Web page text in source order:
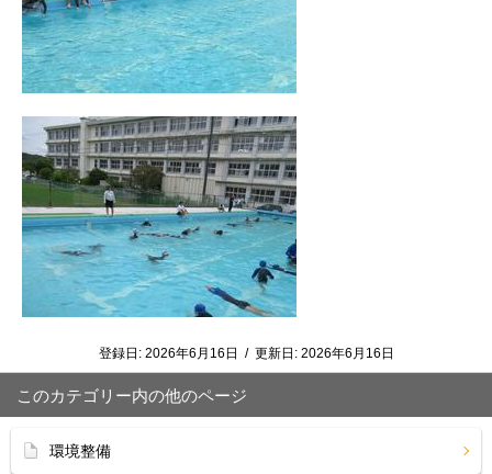
登録日: 2026年6月16日 / 更新日: 2026年6月16日
このカテゴリー内の他のページ
環境整備